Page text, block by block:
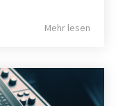
Mehr lesen